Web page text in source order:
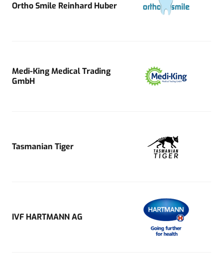
Ortho Smile Reinhard Huber
Medi-King Medical Trading
GmbH
Tasmanian Tiger
IVF HARTMANN AG